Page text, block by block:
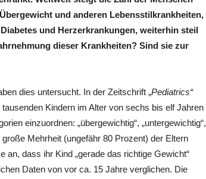
und anderen Lebensstilkrankheiten,
und Herzerkrankungen, weiterhin steil
dieser Krankheiten? Sind sie zur
dies untersucht. In der Zeitschrift „Pediatrics“
Kindern im Alter von sechs bis elf Jahren
einzuordnen: „übergewichtig“, „untergewichtig“,
Mehrheit (ungefähr 80 Prozent) der Eltern
dass ihr Kind „gerade das richtige Gewicht“
Daten von vor ca. 15 Jahre verglichen. Die